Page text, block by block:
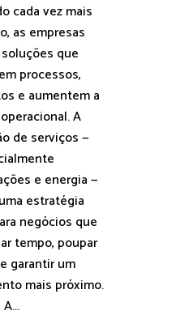
cada vez mais
as empresas
que
processos,
e aumentem a
A
de serviços —
e energia —
estratégia
negócios que
tempo, poupar
garantir um
mais próximo.
A...